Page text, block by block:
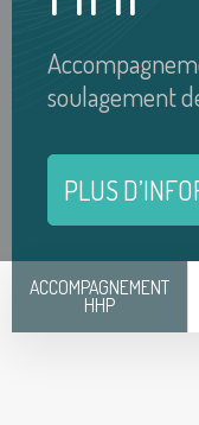
Germany
France
Spain
United Kingdom
Luxemburg
France
Spain
United Kingdom
Luxemburg
Switzerland
soulagement
PLUS
ACCOMPAGNEMENT
HHP